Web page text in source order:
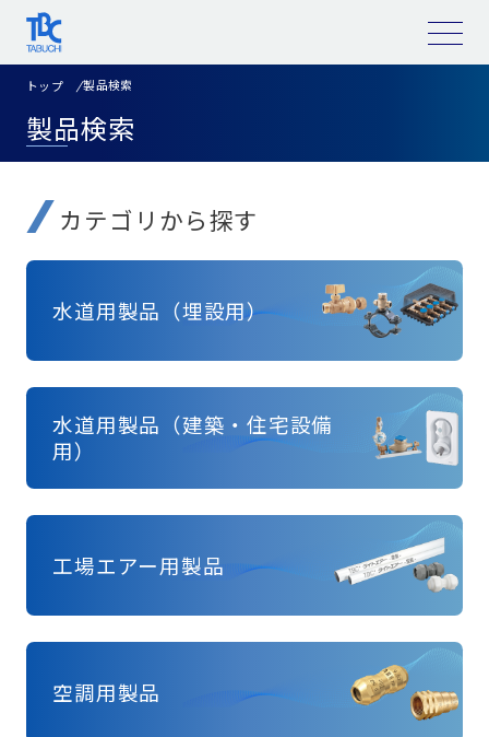
製品検索
トップ 製品検索
カテゴリから探す
水道用製品（埋設用）
水道用製品（建築・住宅設備
用）
工場エアー用製品
空調用製品